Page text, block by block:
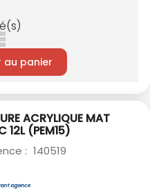
au panier
ACRYLIQUE MAT
12L (PEM15)
: 140519